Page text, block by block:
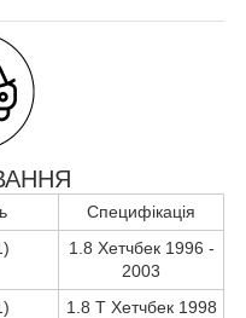
Специфікація
1.8 Хетчбек 1996 -
2003
1.8 T Хетчбек 1998